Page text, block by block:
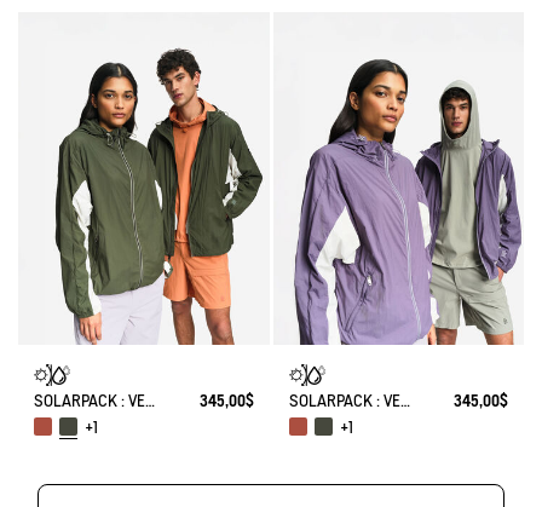
SOLARPACK : VESTE MIXTE DÉPERLANTE PLIABLE UV-C®
345,00$
+1
SOLARPACK : VESTE MIXTE DÉPERLANTE PLIABLE UV-C®
345,00$
+1